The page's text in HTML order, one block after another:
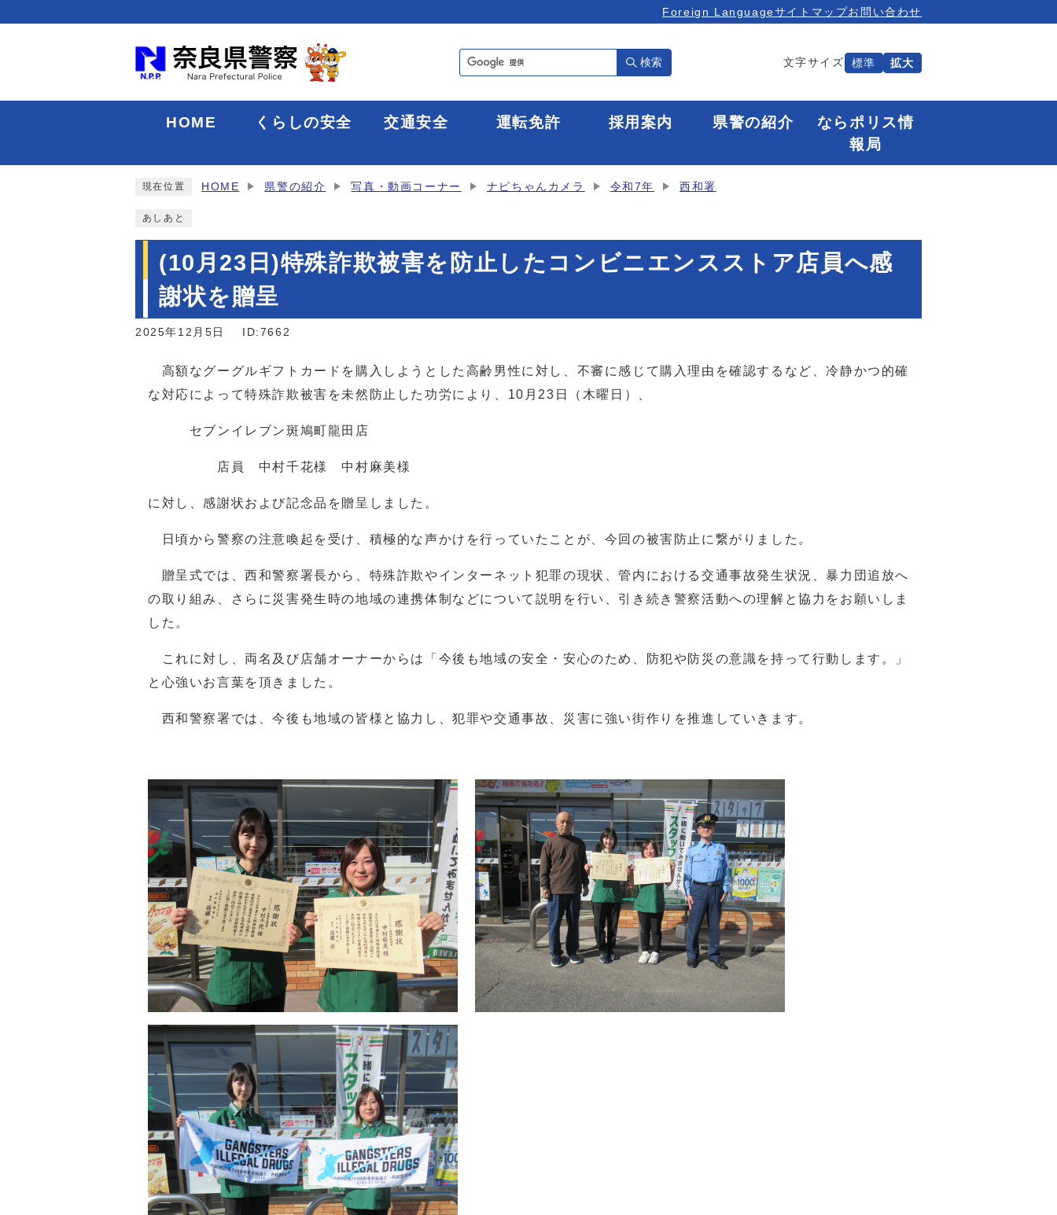
Foreign Languageサイトマップお問い合わせ
検索 文字サイズ 標準 拡大
HOME くらしの安全 交通安全 運転免許 採用案内 県警の紹介
ならポリス情
報局
現在位置 HOME 県警の紹介 写真・動画コーナー ナピちゃんカメラ 令和7年 西和署
あしあと
(10月23日)特殊詐欺被害を防止したコンビニエンスストア店員へ感
謝状を贈呈
2025年12月5日 ID:7662
高額なグーグルギフトカードを購入しようとした高齢男性に対し、不審に感じて購入理由を確認するなど、冷静かつ的確
な対応によって特殊詐欺被害を未然防止した功労により、10月23日（木曜日）、
セブンイレブン斑鳩町龍田店
店員 中村千花様 中村麻美様
に対し、感謝状および記念品を贈呈しました。
日頃から警察の注意喚起を受け、積極的な声かけを行っていたことが、今回の被害防止に繋がりました。
贈呈式では、西和警察署長から、特殊詐欺やインターネット犯罪の現状、管内における交通事故発生状況、暴力団追放へ
の取り組み、さらに災害発生時の地域の連携体制などについて説明を行い、引き続き警察活動への理解と協力をお願いしま
した。
これに対し、両名及び店舗オーナーからは「今後も地域の安全・安心のため、防犯や防災の意識を持って行動します。」
と心強いお言葉を頂きました。
西和警察署では、今後も地域の皆様と協力し、犯罪や交通事故、災害に強い街作りを推進していきます。